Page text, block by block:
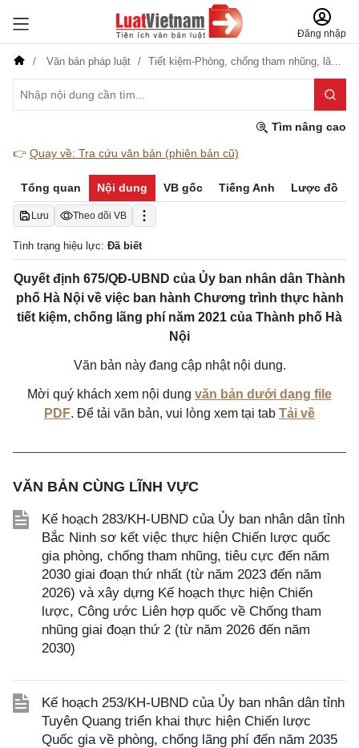
Đăng nhập
Văn bản pháp luật Tiết kiệm-Phòng, chống tham nhũng, lãng phí
Tìm nâng cao
👉 Quay về: Tra cứu văn bản (phiên bản cũ)
Tổng quan Nội dung VB gốc Tiếng Anh Lược đồ
Lưu Theo dõi VB
Tình trạng hiệu lực: Đã biết
Quyết định 675/QĐ-UBND của Ủy ban nhân dân Thành
phố Hà Nội về việc ban hành Chương trình thực hành
tiết kiệm, chống lãng phí năm 2021 của Thành phố Hà
Nội
Văn bản này đang cập nhật nội dung.
Mời quý khách xem nội dung văn bản dưới dạng file
PDF. Để tải văn bản, vui lòng xem tại tab Tải về
VĂN BẢN CÙNG LĨNH VỰC
Kế hoạch 283/KH-UBND của Ủy ban nhân dân tỉnh
Bắc Ninh sơ kết việc thực hiện Chiến lược quốc
gia phòng, chống tham nhũng, tiêu cực đến năm
2030 giai đoạn thứ nhất (từ năm 2023 đến năm
2026) và xây dựng Kế hoạch thực hiện Chiến
lược, Công ước Liên hợp quốc về Chống tham
nhũng giai đoạn thứ 2 (từ năm 2026 đến năm
2030)
Kế hoạch 253/KH-UBND của Ủy ban nhân dân tỉnh
Tuyên Quang triển khai thực hiện Chiến lược
Quốc gia về phòng, chống lãng phí đến năm 2035